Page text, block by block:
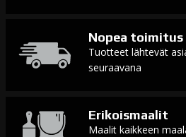
Nopea toimitus
Tuotteet lähtevät
seuraavana
Erikoismaalit
Maalit kaikkeen